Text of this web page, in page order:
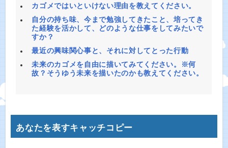
カゴメではいといけない理由を教えてください。
自分の持ち味、今まで勉強してきたこと、培ってき
た経験を活かして、どのような仕事をしてみたいで
すか？
最近の興味関心事と、それに対してとった行動
未来のカゴメを自由に描いてみてください。※何
故？そうゆう未来を描いたのかも教えてください。
あなたを表すキャッチコピー